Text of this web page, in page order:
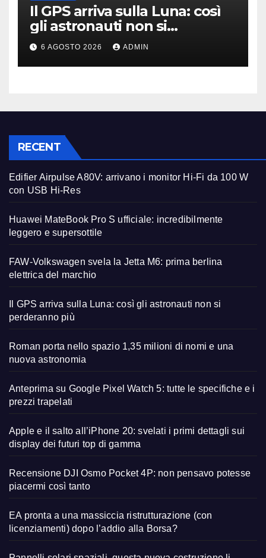
Il GPS arriva sulla Luna: così
gli astronauti non si
perderanno più
6 AGOSTO 2026 ADMIN
RECENT
Edifier Airpulse A80V: arrivano i monitor Hi-Fi da 100 W
con USB Hi-Res
Huawei MateBook Pro S ufficiale: incredibilmente
leggero e supersottile
FAW-Volkswagen svela la Jetta M6: prima berlina
elettrica del marchio
Il GPS arriva sulla Luna: così gli astronauti non si
perderanno più
Roman porta nello spazio 1,35 milioni di nomi e una
nuova astronomia
Anteprima su Google Pixel Watch 5: tutte le specifiche e i
prezzi trapelati
Apple e il salto all’iPhone 20: svelati i primi dettagli sui
display dei futuri top di gamma
Recensione DJI Osmo Pocket 4P: non pensavo potesse
piacermi così tanto
EA pronta a una massiccia ristrutturazione (con
licenziamenti) dopo l’addio alla Borsa?